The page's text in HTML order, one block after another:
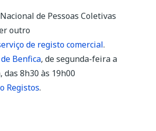
de Pessoas Coletivas
outro
de registo comercial.
Benfica, de segunda-feira a
8h30 às 19h00
Registos.